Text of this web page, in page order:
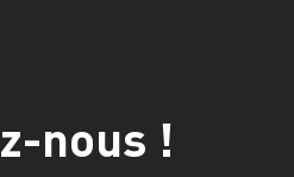
nous !